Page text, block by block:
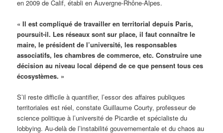
en 2009 de Calif, établi en Auvergne-Rhône-Alpes.
« Il est compliqué de travailler en territorial depuis Paris,
poursuit-il. Les réseaux sont sur place, il faut connaître le
maire, le président de l’université, les responsables
associatifs, les chambres de commerce, etc. Construire une
décision au niveau local dépend de ce que pensent tous ces
écosystèmes. »
S’il reste difficile à quantifier, l’essor des affaires publiques
territoriales est réel, constate Guillaume Courty, professeur de
science politique à l’université de Picardie et spécialiste du
lobbying. Au-delà de l’instabilité gouvernementale et du chaos au